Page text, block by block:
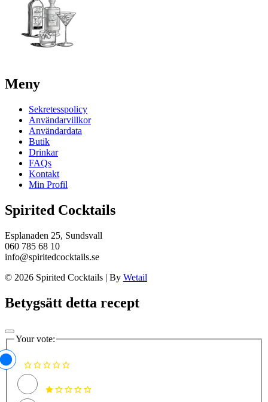
Meny
Sekretesspolicy
Användarvillkor
Användardata
Butik
Drinkar
FAQs
Kontakt
Min Profil
Spirited Cocktails
Esplanaden 25, Sundsvall
060 785 68 10
info@spiritedcocktails.se
© 2026 Spirited Cocktails | By Wetail
Betygsätt detta recept
Your vote: